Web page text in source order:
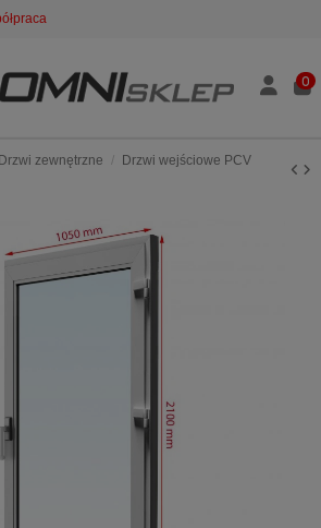
0
Drzwi zewnętrzne
Drzwi wejściowe PCV